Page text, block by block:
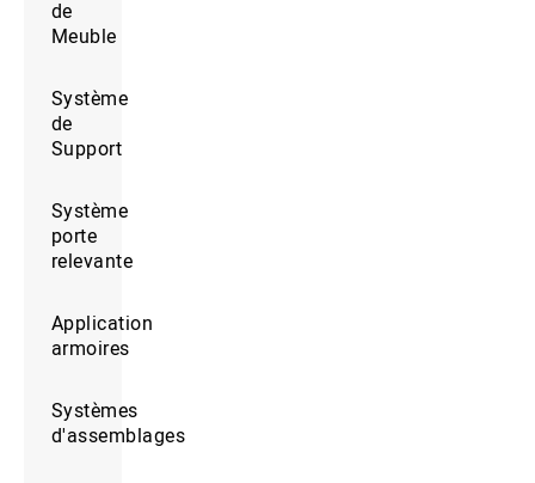
de
Meuble
Système
de
Support
Système
porte
relevante
Application
armoires
Systèmes
d'assemblages